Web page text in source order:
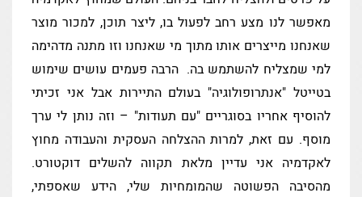
מאפשר לנו מצע רחב לפעול בו, ליצר תוכן, למכור מוצר
שאנחנו מייצרים אותו מתוך מי שאנחנו וזו מתנה מדהימה
למי שמצליח להשתמש בה. הרבה פעמים עושים שימוש
בטייטל "אנתרופולוגיה" בעולם התיירות אבל אני זכיתי
להוסיף אחריו בסוגריים "עם תעודות" – וזה נותן לי ערך
מוסף. עם זאת, למרות ההצלחה העסקית והעבודה מחוץ
לאקדמיה אני עדיין מלאת תקווה להשלים דוקטורט.
מהסיבה הפשוטה שהמומחיות שלי, הידע שאספתי,